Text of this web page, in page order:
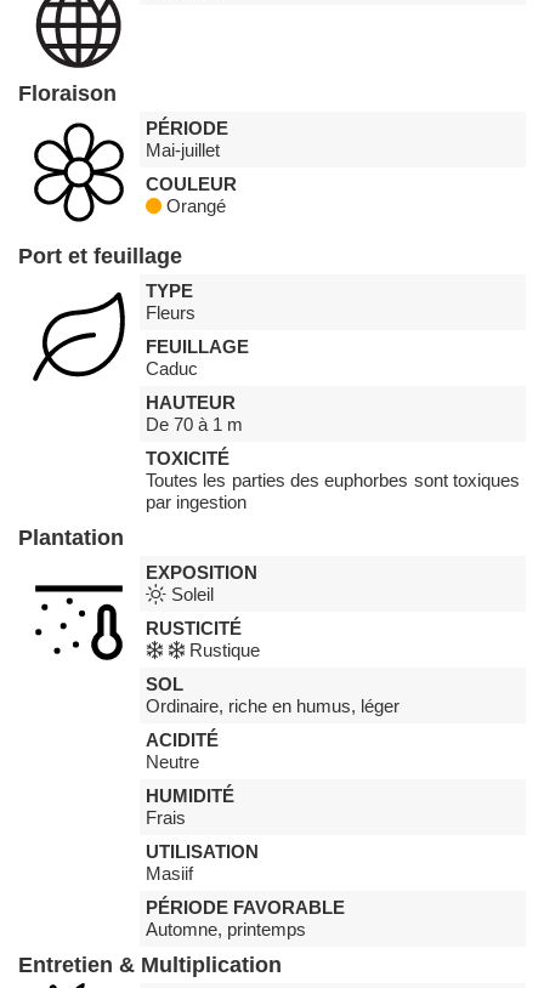
Floraison
PÉRIODE
Mai-juillet
COULEUR
Orangé
Port et feuillage
TYPE
Fleurs
FEUILLAGE
Caduc
HAUTEUR
De 70 à 1 m
TOXICITÉ
Toutes les parties des euphorbes sont toxiques
par ingestion
Plantation
EXPOSITION
Soleil
RUSTICITÉ
Rustique
SOL
Ordinaire, riche en humus, léger
ACIDITÉ
Neutre
HUMIDITÉ
Frais
UTILISATION
Masiif
PÉRIODE FAVORABLE
Automne, printemps
Entretien & Multiplication